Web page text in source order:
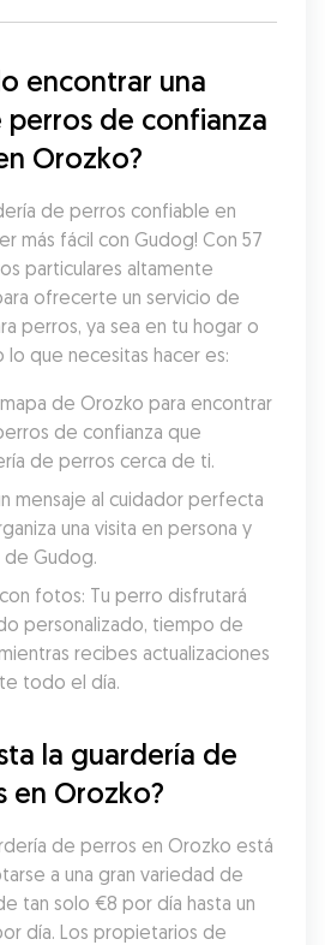
encontrar una
de confianza
Orozko?
de perros confiable en
más fácil con Gudog! Con 57
particulares altamente
ofrecerte un servicio de
perros, ya sea en tu hogar o
que necesitas hacer es:
mapa de Orozko para encontrar
de confianza que
de perros cerca de ti.
mensaje al cuidador perfecta
una visita en persona y
de Gudog.
fotos: Tu perro disfrutará
personalizado, tiempo de
recibes actualizaciones
todo el día.
la guardería de
en Orozko?
de perros en Orozko está
a una gran variedad de
tan solo €8 por día hasta un
día. Los propietarios de